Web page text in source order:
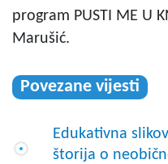
program PUSTI ME U
Marušić.
Povezane vijesti
Edukativna
štorija o